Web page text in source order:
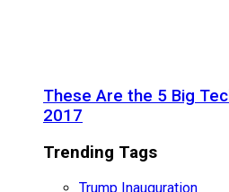
These Are the 5 Big
2017
Trending Tags
Trump Inauguration